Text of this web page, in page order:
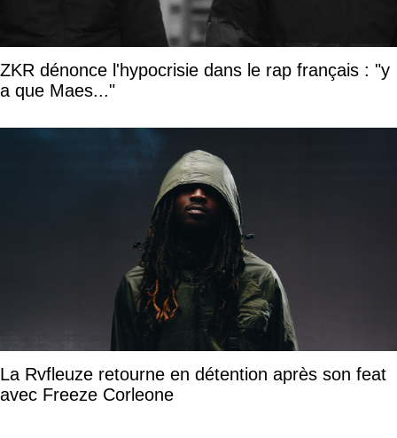
ZKR dénonce l'hypocrisie dans le rap français : "y
a que Maes..."
La Rvfleuze retourne en détention après son feat
avec Freeze Corleone